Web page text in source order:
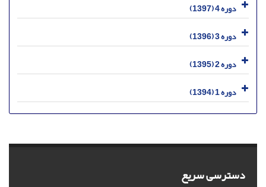
دوره 4 (1397)
دوره 3 (1396)
دوره 2 (1395)
دوره 1 (1394)
دسترسی سریع